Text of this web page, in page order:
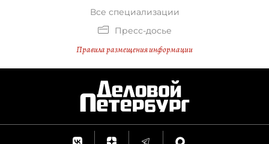
Все специализации
Пресс-досье
Правила размещения информации